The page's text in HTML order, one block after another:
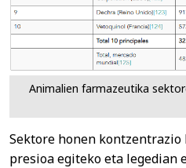
Animalien farmazeutika
Sektore honen
presioa egiteko eta legedian